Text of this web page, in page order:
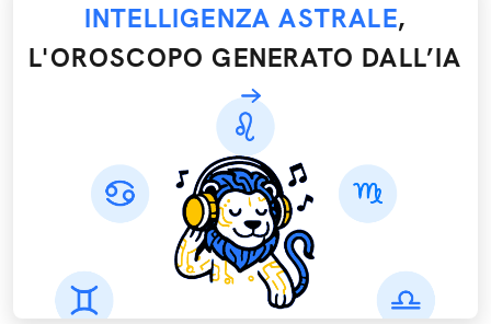
INTELLIGENZA ASTRALE,
L'OROSCOPO GENERATO DALL’IA